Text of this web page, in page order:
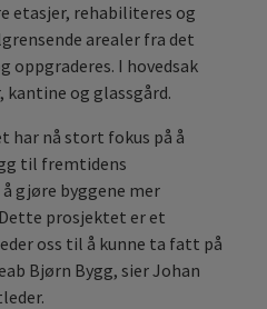
etasjer, rehabiliteres og
arealer fra det
oppgraderes. I hovedsak
og glassgård.
har nå stort fokus på å
til fremtidens
gjøre byggene mer
prosjektet er et
oss til å kunne ta fatt på
Bjørn Bygg, sier Johan